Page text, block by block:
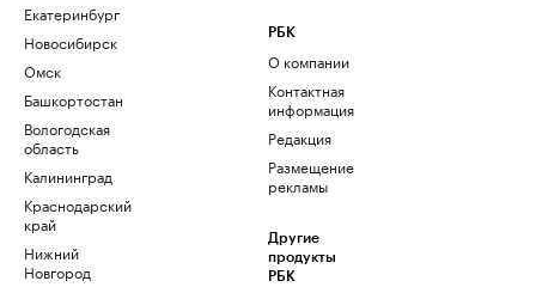
Екатеринбург
Новосибирск
Омск
Башкортостан
Вологодская
область
Калининград
Краснодарский
край
Нижний
Новгород
РБК
О компании
Контактная
информация
Редакция
Размещение
рекламы
Другие
продукты
РБК